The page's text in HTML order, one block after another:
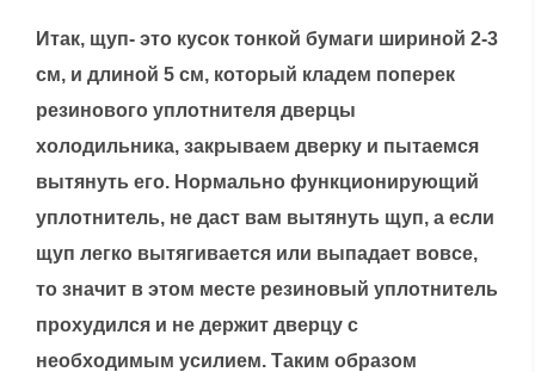
Итак, щуп- это кусок тонкой бумаги шириной 2-3
см, и длиной 5 см, который кладем поперек
резинового уплотнителя дверцы
холодильника, закрываем дверку и пытаемся
вытянуть его. Нормально функционирующий
уплотнитель, не даст вам вытянуть щуп, а если
щуп легко вытягивается или выпадает вовсе,
то значит в этом месте резиновый уплотнитель
прохудился и не держит дверцу с
необходимым усилием. Таким образом